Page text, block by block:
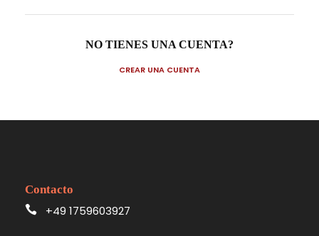
NO TIENES UNA CUENTA?
CREAR UNA CUENTA
Contacto
+49 1759603927